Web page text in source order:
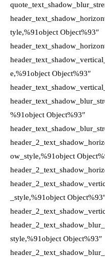
tyle,%91object Object%93″
e,%91object Object%93″
%91object Object%93″
ow_style,%91object
_style,%91object
style,%91object Object%93″